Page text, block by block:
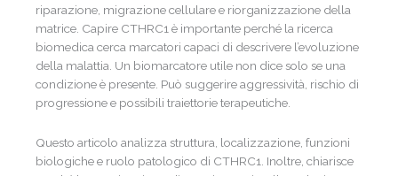
riparazione, migrazione cellulare e riorganizzazione della
matrice. Capire CTHRC1 è importante perché la ricerca
biomedica cerca marcatori capaci di descrivere l’evoluzione
della malattia. Un biomarcatore utile non dice solo se una
condizione è presente. Può suggerire aggressività, rischio di
progressione e possibili traiettorie terapeutiche.
Questo articolo analizza struttura, localizzazione, funzioni
biologiche e ruolo patologico di CTHRC1. Inoltre, chiarisce